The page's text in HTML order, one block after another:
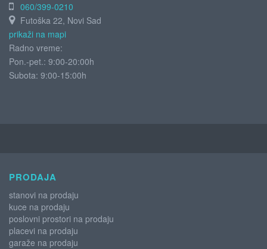
060/399-0210
Futoška 22, Novi Sad
prikaži na mapi
Radno vreme:
Pon.-pet.: 9:00-20:00h
Subota: 9:00-15:00h
PRODAJA
stanovi na prodaju
kuce na prodaju
poslovni prostori na prodaju
placevi na prodaju
garaže na prodaju